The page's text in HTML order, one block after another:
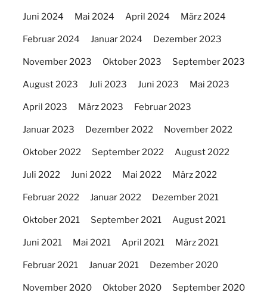
Juni 2024 Mai 2024 April 2024 März 2024
Februar 2024 Januar 2024 Dezember 2023
November 2023 Oktober 2023 September 2023
August 2023 Juli 2023 Juni 2023 Mai 2023
April 2023 März 2023 Februar 2023
Januar 2023 Dezember 2022 November 2022
Oktober 2022 September 2022 August 2022
Juli 2022 Juni 2022 Mai 2022 März 2022
Februar 2022 Januar 2022 Dezember 2021
Oktober 2021 September 2021 August 2021
Juni 2021 Mai 2021 April 2021 März 2021
Februar 2021 Januar 2021 Dezember 2020
November 2020 Oktober 2020 September 2020